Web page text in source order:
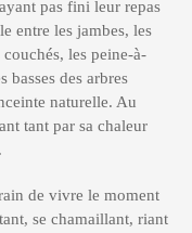
pas fini leur repas
entre les jambes, les
couchés, les peine-à-
basses des arbres
naturelle. Au
tant par sa chaleur
de vivre le moment
se chamaillant, riant